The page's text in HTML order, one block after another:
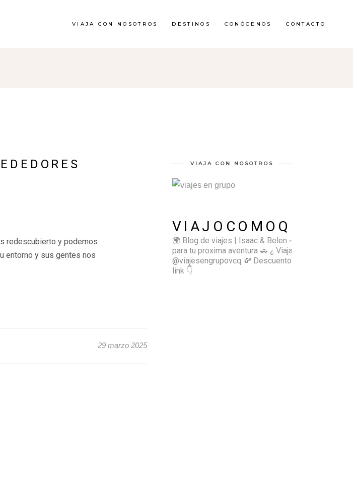
VIAJA CON NOSOTROS DESTINOS CONÓCENOS CONTACTO
redescubierto y podemos
entorno y sus gentes nos
29 marzo 2025
VIAJA CON NOSOTROS
VIAJOCOMOQUIERO
🌍 Blog de viajes | Isaac & Belen ✈️ Inspírate
para tu proxima aventura 🚗 ¿ Viajas sol@? 👉🏻
@viajesengrupovcq 💸 Descuentos y tips en el
link 👇